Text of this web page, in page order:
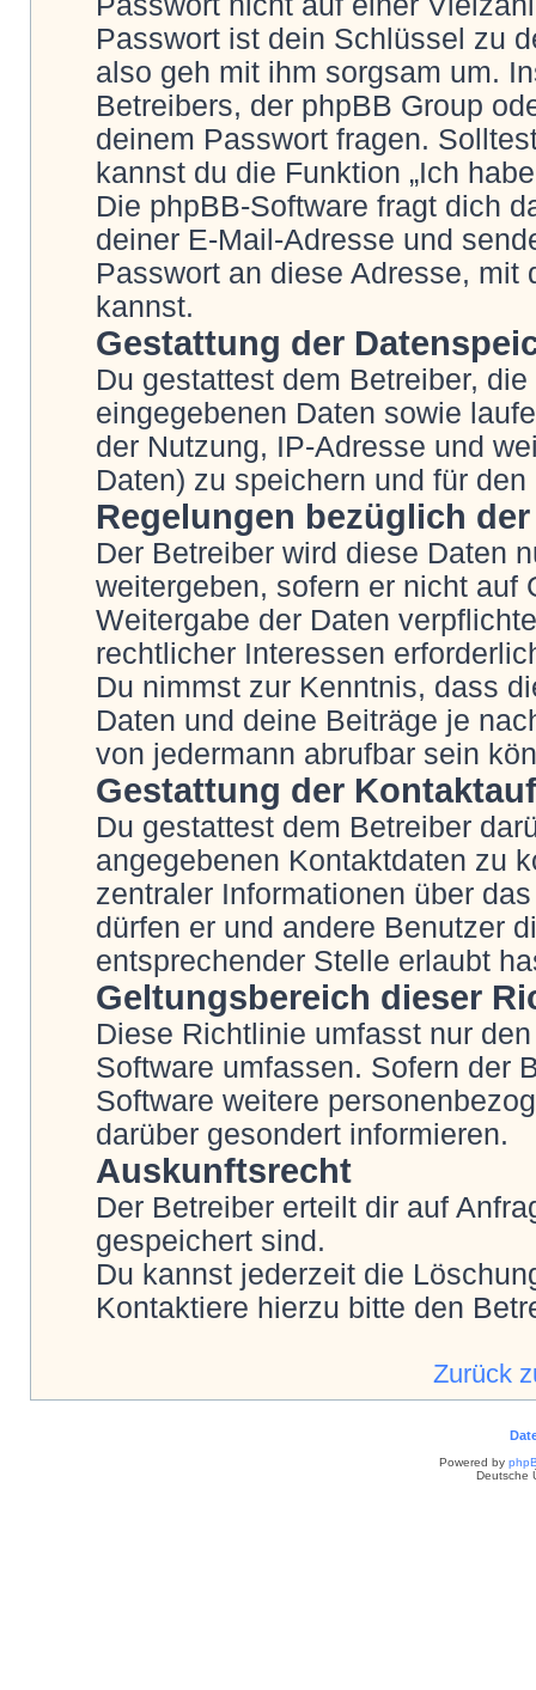
Passwort ist dein Schlüssel zu
also geh mit ihm sorgsam um.
Betreibers, der phpBB Group
deinem Passwort fragen.
kannst du die Funktion „Ich
Die phpBB-Software fragt dich
deiner E-Mail-Adresse und
Passwort an diese Adresse, mit
kannst.
Gestattung der
Du gestattest dem Betreiber,
eingegebenen Daten sowie
der Nutzung, IP-Adresse und
Daten) zu speichern und für
Regelungen bezüglich
Der Betreiber wird diese Daten
weitergeben, sofern er nicht auf
Weitergabe der Daten
rechtlicher Interessen
Du nimmst zur Kenntnis, dass
Daten und deine Beiträge je
von jedermann abrufbar sein
Gestattung der
Du gestattest dem Betreiber
angegebenen Kontaktdaten zu
zentraler Informationen über
dürfen er und andere Benutzer
entsprechender Stelle erlaubt
Geltungsbereich dieser
Diese Richtlinie umfasst nur
Software umfassen. Sofern der
Software weitere
darüber gesondert informieren.
Auskunftsrecht
Der Betreiber erteilt dir auf
gespeichert sind.
Du kannst jederzeit die
Kontaktiere hierzu bitte den
Zurück
Powered by
Deutsche